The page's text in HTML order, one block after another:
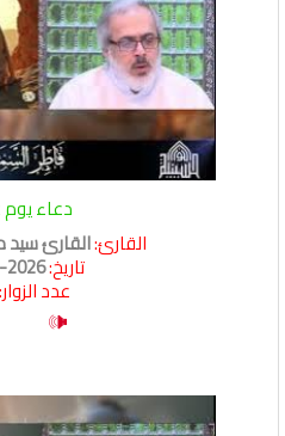
دعاء
القارئ:القارئ
تاريخ:2026-05-26
عدد